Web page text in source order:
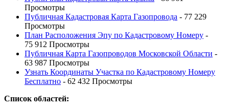
Просмотры
Публичная Кадастровая Карта Газопровода - 77 229
Просмотры
План Расположения Эпу по Кадастровому Номеру -
75 912 Просмотры
Публичная Карта Газопроводов Московской Области -
63 987 Просмотры
Узнать Координаты Участка по Кадастровому Номеру
Бесплатно - 62 432 Просмотры
Список областей: